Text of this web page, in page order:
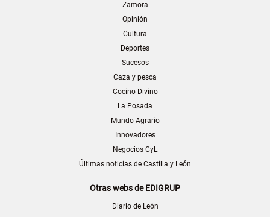
Zamora
Opinión
Cultura
Deportes
Sucesos
Caza y pesca
Cocino Divino
La Posada
Mundo Agrario
Innovadores
Negocios CyL
Últimas noticias de Castilla y León
Otras webs de EDIGRUP
Diario de León